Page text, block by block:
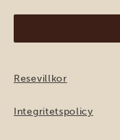
Resevillkor
Integritetspolicy